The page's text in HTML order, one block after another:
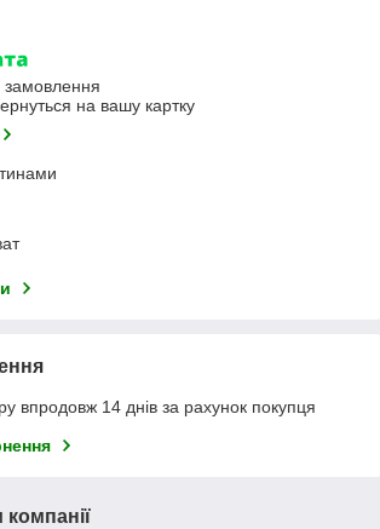
замовлення
на вашу картку
впродовж 14 днів за рахунок покупця
компанії